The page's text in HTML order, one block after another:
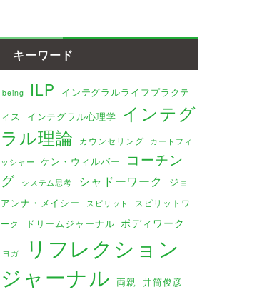
キーワード
being ILP
インテグラルライフプラクテ
ィス
インテグラル心理学 インテグ
ラル理論
カウンセリング
カートフィ
ッシャー
ケン・ウィルバー
コーチン
グ
システム思考 シャドーワーク
ジョ
アンナ・メイシー
スピリット
スピリットワ
ーク
ドリームジャーナル ボディワーク
ヨガ
リフレクション
ジャーナル 両親 井筒俊彦